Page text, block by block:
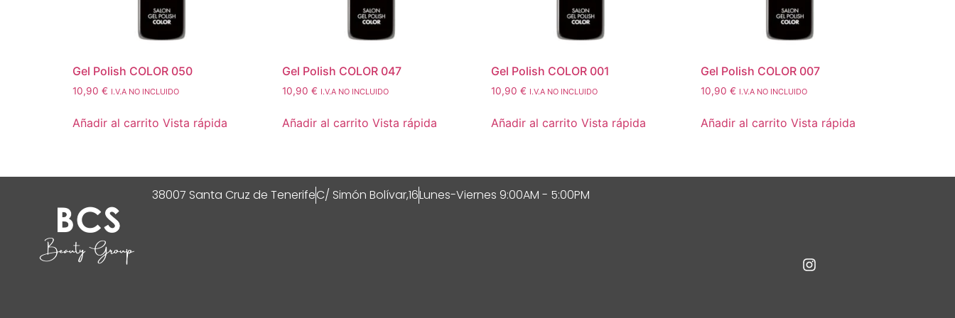
Gel Polish COLOR 050
10,90 € I.V.A NO INCLUIDO
Añadir al carrito Vista rápida
Gel Polish COLOR 047
10,90 € I.V.A NO INCLUIDO
Añadir al carrito Vista rápida
Gel Polish COLOR 001
10,90€ I.V.A NO INCLUIDO
Añadir al carrito Vista rápida
Gel Polish COLOR 007
10,90€ I.V.A NO INCLUIDO
Añadir al carrito Vista rápida
38007 Santa Cruz de TenerifeC/ Simón Bolívar,16Lunes-Viernes 9:00AM - 5:00PM